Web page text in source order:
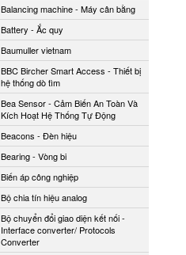
Balancing machine - Máy cân bằng
Battery - Ắc quy
Baumuller vietnam
BBC Bircher Smart Access - Thiết bị
hệ thống dò tìm
Bea Sensor - Cảm Biến An Toàn Và
Kích Hoạt Hệ Thống Tự Động
Beacons - Đèn hiệu
Bearing - Vòng bi
Biến áp công nghiệp
Bộ chia tín hiệu analog
Bộ chuyển đổi giao diện kết nối -
Interface converter/ Protocols
Converter